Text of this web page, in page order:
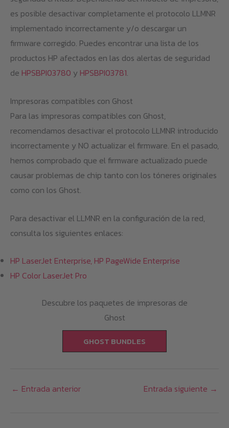
es posible desactivar completamente el protocolo LLMNR
implementado incorrectamente y/o descargar un
firmware corregido. Puedes encontrar una lista de los
productos HP afectados en las dos alertas de seguridad
de HPSBPI03780 y HPSBPI03781.
Impresoras compatibles con Ghost
Para las impresoras compatibles con Ghost,
recomendamos desactivar el protocolo LLMNR introducido
incorrectamente y NO actualizar el firmware. En el pasado,
hemos comprobado que el firmware actualizado puede
causar problemas de chip tanto con los tóneres originales
como con los Ghost.
Para desactivar el LLMNR en la configuración de la red,
consulta los siguientes enlaces:
HP LaserJet Enterprise, HP PageWide Enterprise
HP Color LaserJet Pro
Descubre los paquetes de impresoras de
Ghost
GHOST BUNDLES
← Entrada anterior Entrada siguiente →